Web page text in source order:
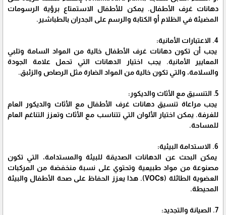
دهانات غرف الأطفال. يمكن للأطفال الاستمتاع برؤية الرسومات
المضيئة في الظلام أو الكتابة والرسم على الجدران بالطباشير.
4. الاعتبارات الأمانية:
يجب أن تكون دهانات غرف الأطفال خالية من المواد السامة وتلبي
المعايير الأمانية. يجب اختيار الدهانات التي تحمل علامة الجودة
والسلامة، والتي تكون خالية من المواد الضارة مثل الرصاص والزئبق.
5. التنسيق مع الأثاث والديكور:
يجب مراعاة تنسيق دهانات غرف الأطفال مع الأثاث والديكور العام
للغرفة. يمكن اختيار الألوان التي تتناسب مع الأثاث وتعزز التناغم العام
للمساحة.
6. الاستدامة البيئية:
يمكن البحث عن الدهانات الصديقة للبيئة والمستدامة، التي تكون
مصنوعة من مواد طبيعية وتحتوي على نسبة منخفضة من المركبات
العضوية الطائلة (VOCs). هذا يعزز الحفاظ على صحة الأطفال والبيئة
المحيطة.
7. الصيانة والتجديد: